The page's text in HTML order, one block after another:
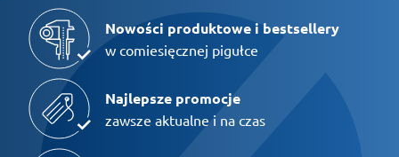
Nowości produktowe i bestsellery
w comiesięcznej pigułce
Najlepsze promocje
zawsze aktualne i na czas